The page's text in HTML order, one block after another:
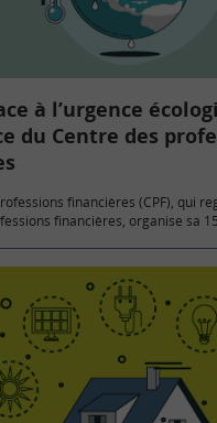
à l’urgence
du Centre des
financières (CPF), qui
financières, organise sa